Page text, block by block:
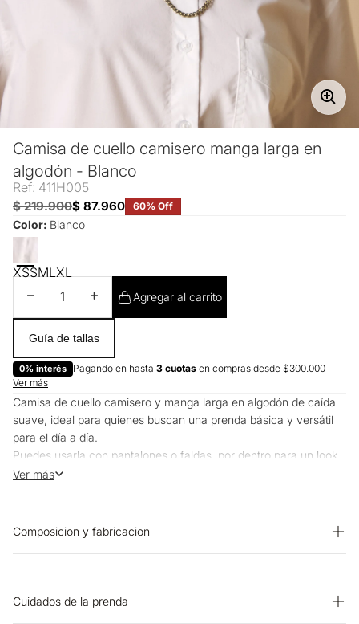
Camisa de cuello camisero manga larga en
algodón - Blanco
Ref: 411H005
$ 219.900$ 87.960 60% Off
Color: Blanco
XSSML XL
Disminuir cantidadAumentar cantidad
Agregar al carrito
Guía de tallas
0% interés Pagando en hasta 3 cuotas en compras desde $300.000
Ver más
Camisa de cuello camisero y manga larga en algodón de caída
suave, ideal para quienes buscan una prenda básica y versátil
para el día a día.
Puedes usarla con pantalones o faldas, por dentro para un look
más pulido o suelta para algo más relajado.
Ver más
Composicion y fabricacion
Cuidados de la prenda